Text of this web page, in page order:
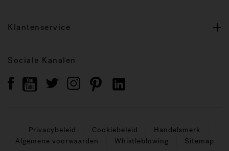
Klantenservice
Sociale Kanalen
Privacybeleid Cookiebeleid
Handelsmerk
Algemene voorwaarden
Whistleblowing Sitemap